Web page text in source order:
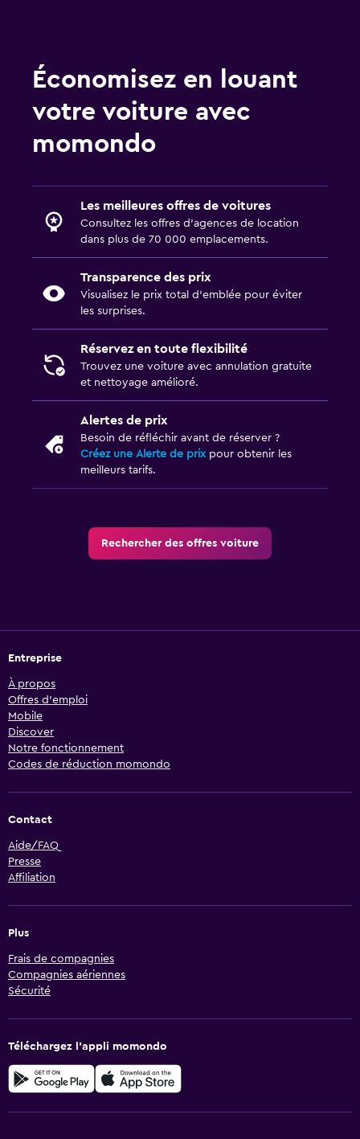
Économisez en louant
votre voiture avec
momondo
Les meilleures offres de voitures
Consultez les offres d’agences de location
dans plus de 70 000 emplacements.
Transparence des prix
Visualisez le prix total d’emblée pour éviter
les surprises.
Réservez en toute flexibilité
Trouvez une voiture avec annulation gratuite
et nettoyage amélioré.
Alertes de prix
Besoin de réfléchir avant de réserver ?
Créez une Alerte de prixpour obtenir les
meilleurs tarifs.
Rechercher des offres voiture
Entreprise
À propos
Offres d’emploi
Mobile
Discover
Notre fonctionnement
Codes de réduction momondo
Contact
Aide/FAQ
Presse
Affiliation
Plus
Frais de compagnies
Compagnies aériennes
Sécurité
Téléchargez l’appli momondo